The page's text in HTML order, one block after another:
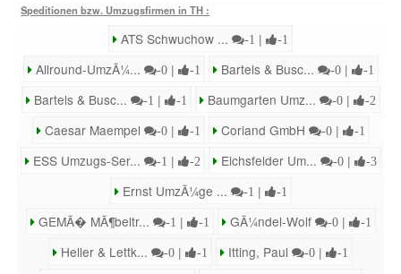
Speditionen bzw. Umzugsfirmen in TH :
ATS Schwuchow ... -1 | -1
Allround-UmzÃ¼... -0| -1 Bartels & Busc... -0| -1
Bartels & Busc... -1 | -1 Baumgarten Umz... -0| -2
Caesar Maempel -0| -1 Coriand GmbH -0| -1
ESS Umzugs-Ser... -1 | -2 Eichsfelder Um... -0| -3
Ernst UmzÃ¼ge ... -1 | -1
GEMÃ� MÃ¶beltr... -1 | -1 GÃ¼ndel-Wolf -0| -1
Heller & Lettk... -0 | -1 Itting, Paul -0 | -1